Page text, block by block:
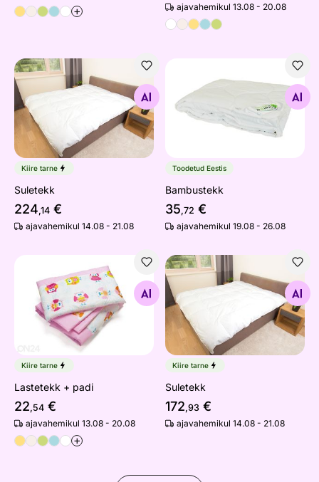
+ ajavahemikul 13.08 - 20.08
Suletekk
Otsi sarnaseid
Kiire tarne
Suletekk
224,14 €
ajavahemikul 14.08 - 21.08
Bambustekk
Toodetud Eestis
Bambustekk
35,72 €
ajavahemikul 19.08 - 26.08
Lastetekk + padi
Otsi sarnaseid
Kiire tarne
Lastetekk + padi
22,54 €
ajavahemikul 13.08 - 20.08
+
Suletekk
Otsi sarnaseid
Kiire tarne
Suletekk
172,93 €
ajavahemikul 14.08 - 21.08